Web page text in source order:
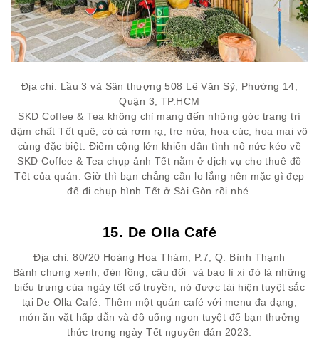
Địa chỉ: Lầu 3 và Sân thượng 508 Lê Văn Sỹ, Phường 14,
Quận 3, TP.HCM
SKD Coffee & Tea không chỉ mang đến những góc trang trí
đậm chất Tết quê, có cả rơm rạ, tre nứa, hoa cúc, hoa mai vô
cùng đặc biệt. Điểm cộng lớn khiến dân tình nô nức kéo về
SKD Coffee & Tea chụp ảnh Tết nằm ở dịch vụ cho thuê đồ
Tết của quán. Giờ thì bạn chẳng cần lo lắng nên mặc gì đẹp
để đi chụp hình Tết ở Sài Gòn rồi nhé.
15. De Olla Café
Địa chỉ: 80/20 Hoàng Hoa Thám, P.7, Q. Bình Thạnh
Bánh chưng xenh, đèn lồng, câu đối và bao lì xì đỏ là những
biểu trưng của ngày tết cổ truyền, nó được tái hiện tuyệt sắc
tại De Olla Café. Thêm một quán café với menu đa dạng,
món ăn vặt hấp dẫn và đồ uống ngon tuyệt để bạn thưởng
thức trong ngày Tết nguyên đán 2023.